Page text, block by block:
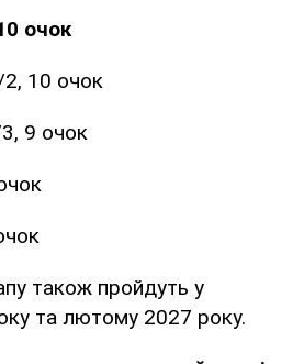
очок
2, 10 очок
9 очок
також пройдуть у
та лютому 2027 року.